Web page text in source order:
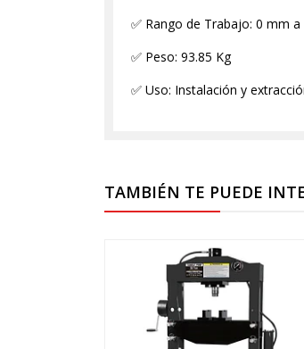
✅ Rango de Trabajo: 0 mm
✅ Peso: 93.85 Kg
✅ Uso: Instalación y
TAMBIÉN TE PUEDE